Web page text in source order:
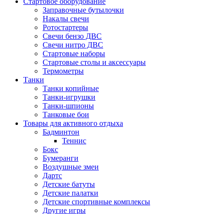
Заправочные бутылочки
Накалы свечи
Ротостартеры
Свечи бензо ДВС
Свечи нитро ДВС
Стартовые наборы
Стартовые столы и аксессуары
Термометры
Танки
Танки копийные
Танки-игрушки
Танки-шпионы
Танковые бои
Товары для активного отдыха
Бадминтон
Теннис
Бокс
Бумеранги
Воздушные змеи
Дартс
Детские батуты
Детские палатки
Детские спортивные комплексы
Другие игры